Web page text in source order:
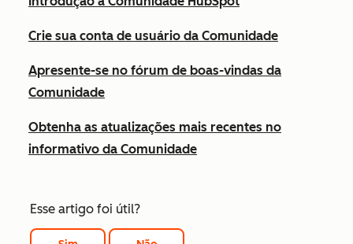
Crie sua conta de usuário da Comunidade
Apresente-se no fórum de boas-vindas da
Comunidade
Obtenha as atualizações mais recentes no
informativo da Comunidade
Esse artigo foi útil?